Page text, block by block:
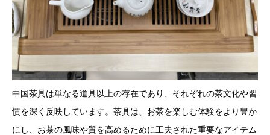
中国茶具は単なる道具以上の存在であり、それぞれの茶文化や習
慣を深く反映しています。茶具は、お茶を楽しむ体験をより豊か
にし、お茶の風味や質を高めるために工夫された重要なアイテム